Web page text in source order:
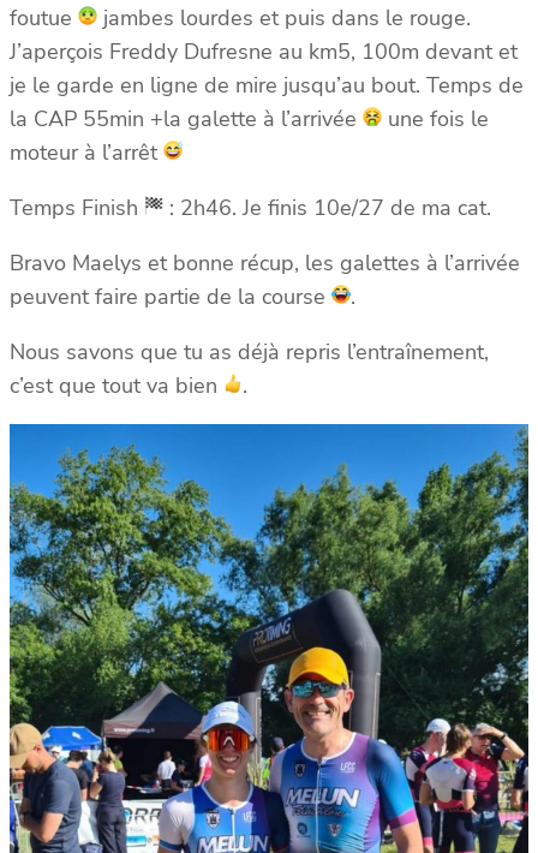
foutue
jambes lourdes et puis dans le rouge.
J’aperçois Freddy Dufresne au km5, 100m devant et
je le garde en ligne de mire jusqu’au bout. Temps de
la CAP 55min +la galette à l’arrivée
une fois le
moteur à l’arrêt
Temps Finish
: 2h46. Je finis 10e/27 de ma cat.
Bravo Maelys et bonne récup, les galettes à l’arrivée
peuvent faire partie de la course
.
Nous savons que tu as déjà repris l’entraînement,
c’est que tout va bien
.